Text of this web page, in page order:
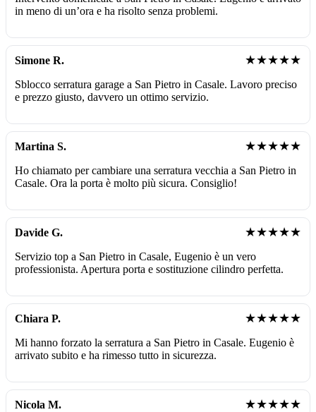
in meno di un’ora e ha risolto senza problemi.
Simone R. ★★★★★
Sblocco serratura garage a San Pietro in Casale. Lavoro preciso
e prezzo giusto, davvero un ottimo servizio.
Martina S. ★★★★★
Ho chiamato per cambiare una serratura vecchia a San Pietro in
Casale. Ora la porta è molto più sicura. Consiglio!
Davide G. ★★★★★
Servizio top a San Pietro in Casale, Eugenio è un vero
professionista. Apertura porta e sostituzione cilindro perfetta.
Chiara P. ★★★★★
Mi hanno forzato la serratura a San Pietro in Casale. Eugenio è
arrivato subito e ha rimesso tutto in sicurezza.
Nicola M. ★★★★★